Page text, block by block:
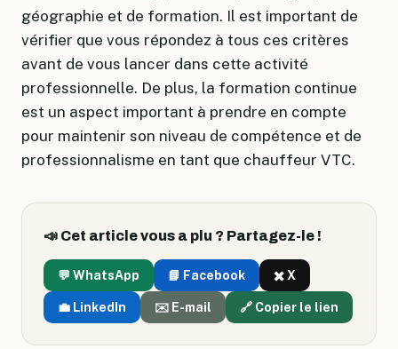
géographie et de formation. Il est important de
vérifier que vous répondez à tous ces critères
avant de vous lancer dans cette activité
professionnelle. De plus, la formation continue
est un aspect important à prendre en compte
pour maintenir son niveau de compétence et de
professionnalisme en tant que chauffeur VTC.
📣 Cet article vous a plu ? Partagez-le !
💬 WhatsApp 📘 Facebook ✖️ X
💼 LinkedIn ✉️ E-mail 🔗 Copier le lien